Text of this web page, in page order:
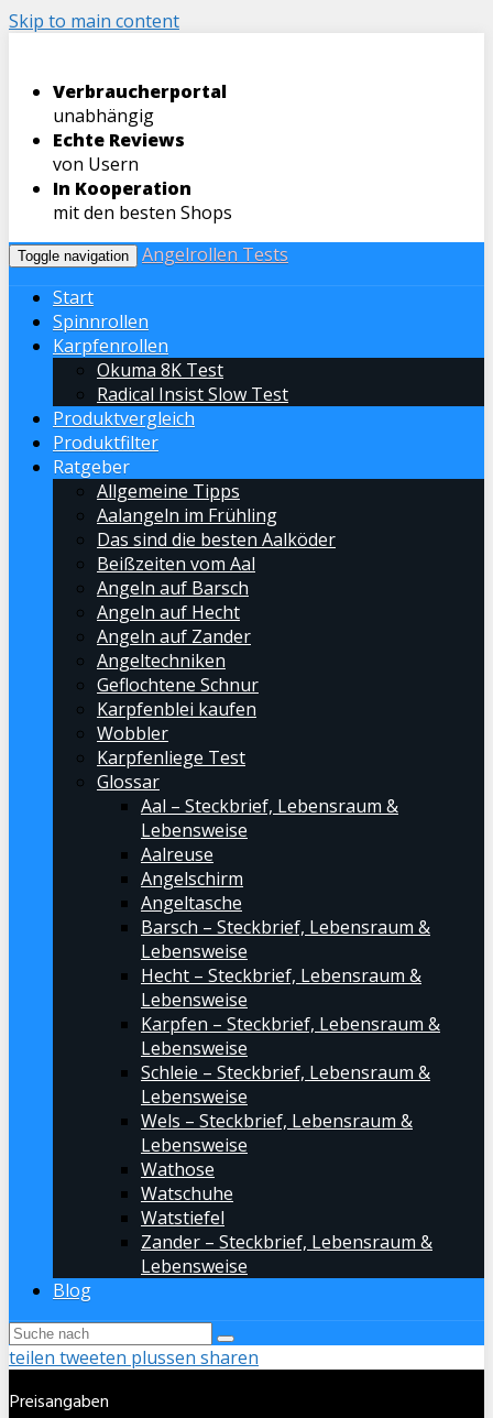
Skip to main content
Verbraucherportal
unabhängig
Echte Reviews
von Usern
In Kooperation
mit den besten Shops
Toggle navigation
Angelrollen Tests
Start
Spinnrollen
Karpfenrollen
Okuma 8K Test
Radical Insist Slow Test
Produktvergleich
Produktfilter
Ratgeber
Allgemeine Tipps
Aalangeln im Frühling
Das sind die besten Aalköder
Beißzeiten vom Aal
Angeln auf Barsch
Angeln auf Hecht
Angeln auf Zander
Angeltechniken
Geflochtene Schnur
Karpfenblei kaufen
Wobbler
Karpfenliege Test
Glossar
Aal – Steckbrief, Lebensraum &
Lebensweise
Aalreuse
Angelschirm
Angeltasche
Barsch – Steckbrief, Lebensraum &
Lebensweise
Hecht – Steckbrief, Lebensraum &
Lebensweise
Karpfen – Steckbrief, Lebensraum &
Lebensweise
Schleie – Steckbrief, Lebensraum &
Lebensweise
Wels – Steckbrief, Lebensraum &
Lebensweise
Wathose
Watschuhe
Watstiefel
Zander – Steckbrief, Lebensraum &
Lebensweise
Blog
teilen tweeten plussen sharen
Preisangaben